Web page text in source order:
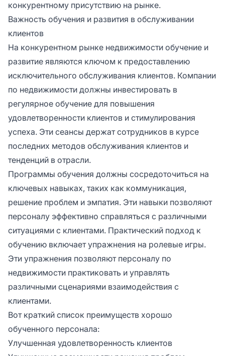
конкурентному присутствию на рынке.
Важность обучения и развития в обслуживании
клиентов
На конкурентном рынке недвижимости обучение и
развитие являются ключом к предоставлению
исключительного обслуживания клиентов. Компании
по недвижимости должны инвестировать в
регулярное обучение для повышения
удовлетворенности клиентов и стимулирования
успеха. Эти сеансы держат сотрудников в курсе
последних методов обслуживания клиентов и
тенденций в отрасли.
Программы обучения должны сосредоточиться на
ключевых навыках, таких как коммуникация,
решение проблем и эмпатия. Эти навыки позволяют
персоналу эффективно справляться с различными
ситуациями с клиентами. Практический подход к
обучению включает упражнения на ролевые игры.
Эти упражнения позволяют персоналу по
недвижимости практиковать и управлять
различными сценариями взаимодействия с
клиентами.
Вот краткий список преимуществ хорошо
обученного персонала:
Улучшенная удовлетворенность клиентов